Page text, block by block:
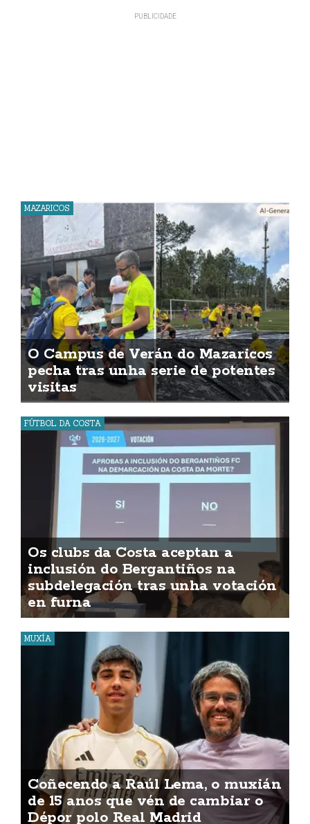
MAZARICOS
O Campus de Verán do Mazaricos
pecha tras unha serie de potentes
visitas
FÚTBOL DA COSTA
Os clubs da Costa aceptan a
inclusión do Bergantiños na
subdelegación tras unha votación
en furna
MUXÍA
Coñecendo a Raúl Lema, o muxián
de 15 anos que vén de cambiar o
Dépor polo Real Madrid